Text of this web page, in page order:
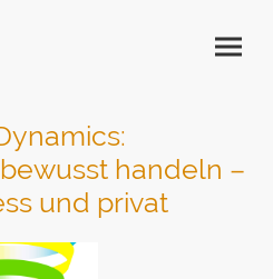
handeln –
und privat